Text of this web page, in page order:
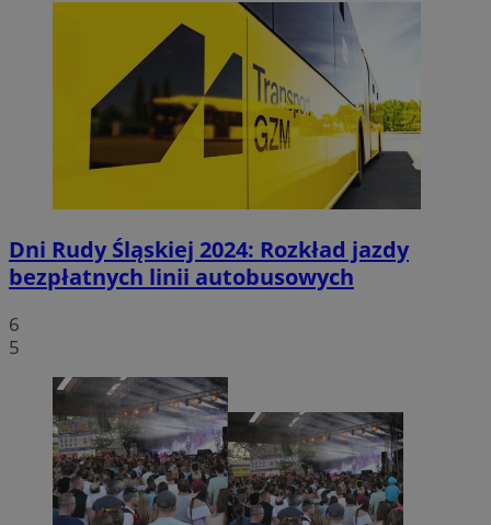
Dni Rudy Śląskiej 2024: Rozkład jazdy
bezpłatnych linii autobusowych
6
5